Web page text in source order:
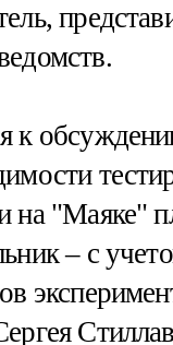
к
на "Маяке"
– с